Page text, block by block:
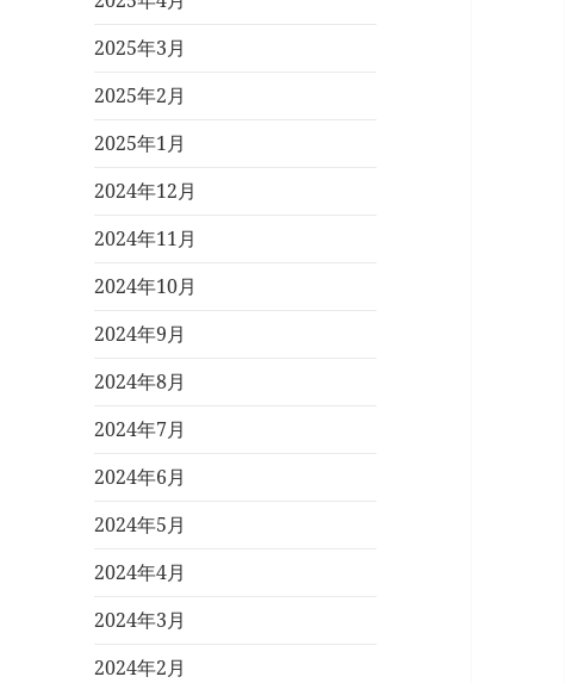
2025年3月
2025年2月
2025年1月
2024年12月
2024年11月
2024年10月
2024年9月
2024年8月
2024年7月
2024年6月
2024年5月
2024年4月
2024年3月
2024年2月